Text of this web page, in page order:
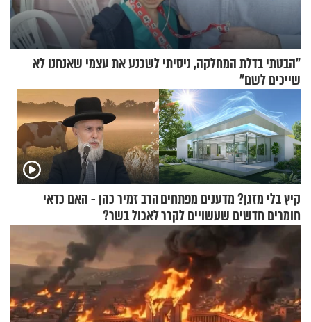
"הבטתי בדלת המחלקה, ניסיתי לשכנע את עצמי שאנחנו לא
שייכים לשם"
קיץ בלי מזגן? מדענים מפתחים
חומרים חדשים שעשויים לקרר
בתים
הרב זמיר כהן - האם כדאי
לאכול בשר?